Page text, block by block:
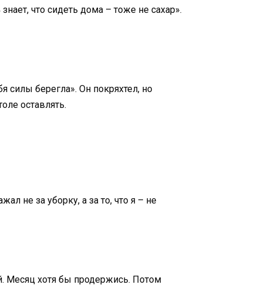
что сидеть дома – тоже не сахар».
силы берегла». Он покряхтел, но
оставлять.
не за уборку, а за то, что я – не
Месяц хотя бы продержись. Потом